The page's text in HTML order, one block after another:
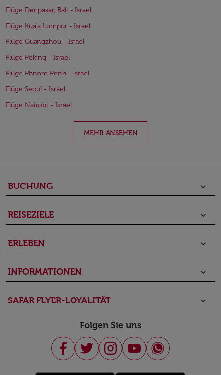
Flüge Denpasar, Bali - Israel
Flüge Kuala Lumpur - Israel
Flüge Guangzhou - Israel
Flüge Peking - Israel
Flüge Phnom Penh - Israel
Flüge Seoul - Israel
Flüge Nairobi - Israel
MEHR ANSEHEN
BUCHUNG keyboard_arrow_down
REISEZIELE keyboard_arrow_down
ERLEBEN keyboard_arrow_down
INFORMATIONEN keyboard_arrow_down
SAFAR FLYER-LOYALITÄT keyboard_arrow_down
Folgen Sie uns